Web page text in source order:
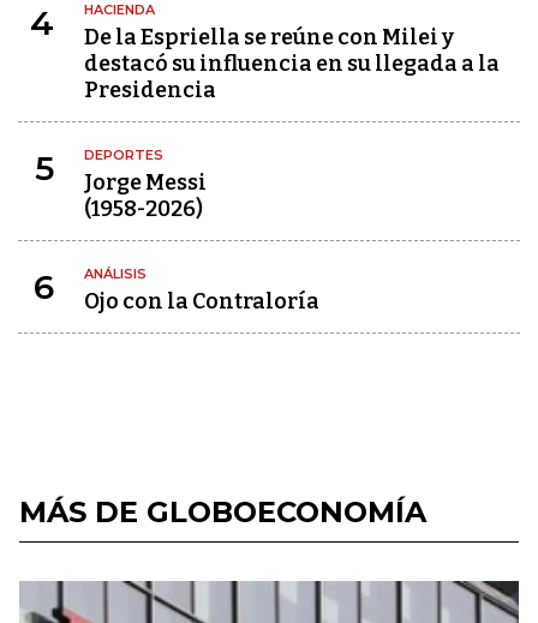
4 HACIENDA
De la Espriella se reúne con Milei y
destacó su influencia en su llegada a la
Presidencia
5 DEPORTES
Jorge Messi
(1958-2026)
6 ANÁLISIS
Ojo con la Contraloría
MÁS DE GLOBOECONOMÍA